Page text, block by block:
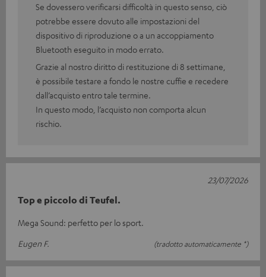
Se dovessero verificarsi difficoltà in questo senso, ciò
potrebbe essere dovuto alle impostazioni del
dispositivo di riproduzione o a un accoppiamento
Bluetooth eseguito in modo errato.
Grazie al nostro diritto di restituzione di 8 settimane,
è possibile testare a fondo le nostre cuffie e recedere
dall’acquisto entro tale termine.
In questo modo, l’acquisto non comporta alcun
rischio.
Top e piccolo di Teufel.
Mega Sound: perfetto per lo sport.
Eugen F.
(tradotto automaticamente *)
23/07/2026